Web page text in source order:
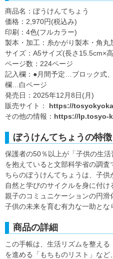
商品名：ぼうけんてちょう
価格：2,970円(税込み)
印刷：4色(フルカラー)
製本・加工：糸かがり製本・角丸
サイズ：A5サイズ(長さ15.5cm×
ページ数：224ページ
記入欄：●月間予定…ブロック式
欄…白ページ
発売日：2025年12月8日(月)
販売サイト： https://
その他の情報： https://lp.tosyo-
ぼうけんてちょうの特
保護者の50％以上が「子供の生
を抱えていると文部科学省の調査
ちらのぼうけんてちょうは、子供
自然と学びのサイクルを身に付
親子のコミュニケーションの円滑
子供の未来を育む有力な一助とな
商品の詳細
この手帳は、生活リズムを整え
を進める「もちものリスト」な